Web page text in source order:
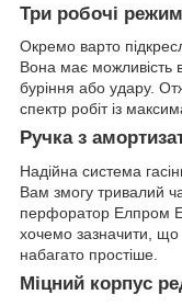
Три робочі
Окремо варто
Вона має можливість
буріння або удару.
спектр робіт із
Ручка з
Надійна система
Вам змогу тривалий
перфоратор Елпром
хочемо зазначити, що
набагато простіше.
Міцний корпус